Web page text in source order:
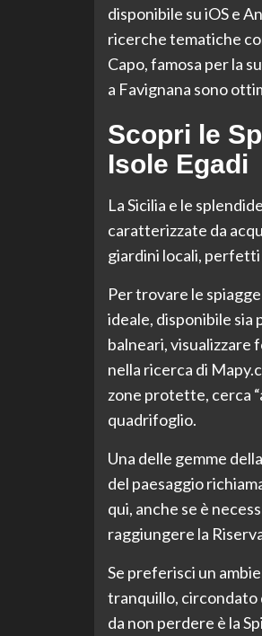
disponibile su iOS e
ricerche tematiche
Capo, famosa per la
a Favignana sono
Scopri le
Isole Egadi
La Sicilia e le
caratterizzate da
giardini locali, perfetti
Per trovare le
ideale, disponibile sia
balneari, visualizzare
nella ricerca di
zone protette, cerca
quadrifoglio.
Una delle gemme
del paesaggio
qui, anche se è
raggiungere la
Se preferisci un
tranquillo, circondato
da non perdere è la